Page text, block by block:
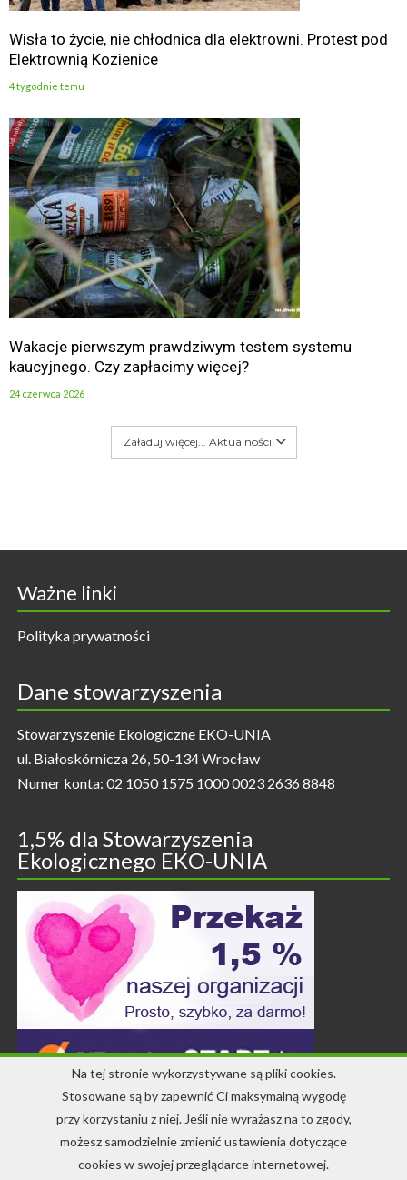
Wisła to życie, nie chłodnica dla elektrowni. Protest pod
Elektrownią Kozienice
4 tygodnie temu
Wakacje pierwszym prawdziwym testem systemu
kaucyjnego. Czy zapłacimy więcej?
24 czerwca 2026
Załaduj więcej... Aktualności
Ważne linki
Polityka prywatności
Dane stowarzyszenia
Stowarzyszenie Ekologiczne EKO-UNIA
ul. Białoskórnicza 26, 50-134 Wrocław
Numer konta: 02 1050 1575 1000 0023 2636 8848
1,5% dla Stowarzyszenia
Ekologicznego EKO-UNIA
Kontakt
Na tej stronie wykorzystywane są pliki cookies.
Stosowane są by zapewnić Ci maksymalną wygodę
przy korzystaniu z niej. Jeśli nie wyrażasz na to zgody,
możesz samodzielnie zmienić ustawienia dotyczące
cookies w swojej przeglądarce internetowej.